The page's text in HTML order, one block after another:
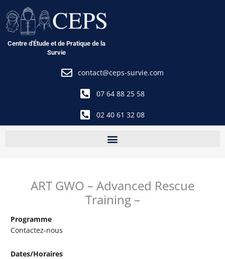
au
contenu
Centre d'Étude et de Pratique de la
Survie
contact@ceps-survie.com
07 64 88 25 58
02 40 61 32 08
ART GWO – Advanced Rescue
Training –
Programme
Contactez-nous
Dates/Horaires